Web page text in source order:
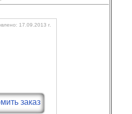
17.09.2013 г.
заказ